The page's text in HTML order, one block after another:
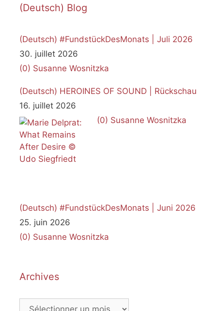
(Deutsch) Blog
(Deutsch) #FundstückDesMonats | Juli 2026
30. juillet 2026
(0) Susanne Wosnitzka
(Deutsch) HEROINES OF SOUND | Rückschau
16. juillet 2026
(0) Susanne Wosnitzka
(Deutsch) #FundstückDesMonats | Juni 2026
25. juin 2026
(0) Susanne Wosnitzka
Archives
Archives